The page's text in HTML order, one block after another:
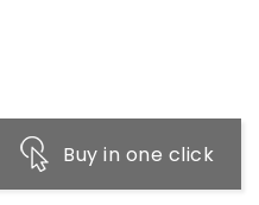
Buy in one click